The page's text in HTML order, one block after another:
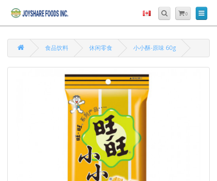
0
食品饮料 休闲零食 小小酥-原味 60g